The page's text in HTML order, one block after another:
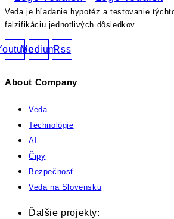
Veda je hľadanie hypotéz a testovanie
falzifikáciu jednotlivých dôsledkov.
MediumRss
About Company
Veda
Technológie
AI
Čipy
Bezpečnosť
Veda na Slovensku
Ďalšie projekty: